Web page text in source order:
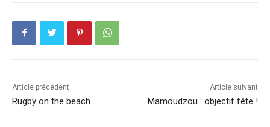
Article précédent
Rugby on the beach
Article suivant
Mamoudzou : objectif fête !